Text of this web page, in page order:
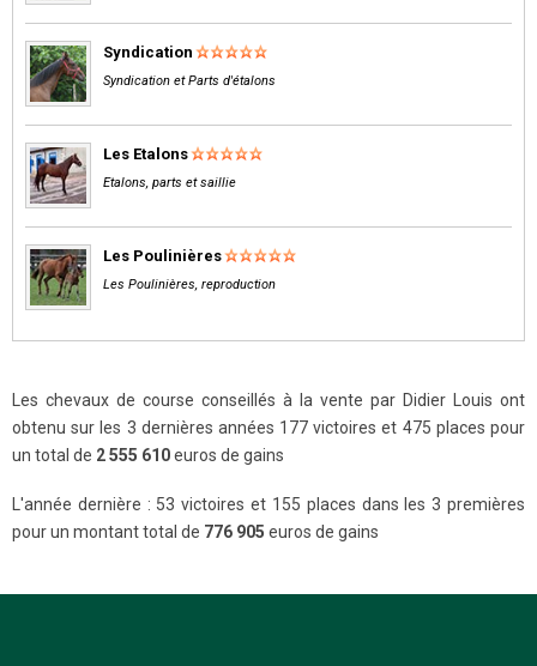
Syndication
Syndication et Parts d'étalons
Les Etalons
Etalons, parts et saillie
Les Poulinières
Les Poulinières, reproduction
Les chevaux de course conseillés à la vente par Didier Louis ont
obtenu sur les 3 dernières années 177 victoires et 475 places pour
un total de 2 555 610euros de gains
L'année dernière : 53 victoires et 155 places dans les 3 premières
pour un montant total de 776 905 euros de gains